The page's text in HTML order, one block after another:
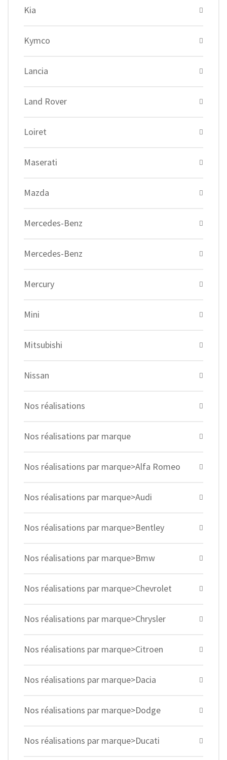
Kia
Kymco
Lancia
Land Rover
Loiret
Maserati
Mazda
Mercedes-Benz
Mercedes-Benz
Mercury
Mini
Mitsubishi
Nissan
Nos réalisations
Nos réalisations par marque
Nos réalisations par marque>Alfa Romeo
Nos réalisations par marque>Audi
Nos réalisations par marque>Bentley
Nos réalisations par marque>Bmw
Nos réalisations par marque>Chevrolet
Nos réalisations par marque>Chrysler
Nos réalisations par marque>Citroen
Nos réalisations par marque>Dacia
Nos réalisations par marque>Dodge
Nos réalisations par marque>Ducati